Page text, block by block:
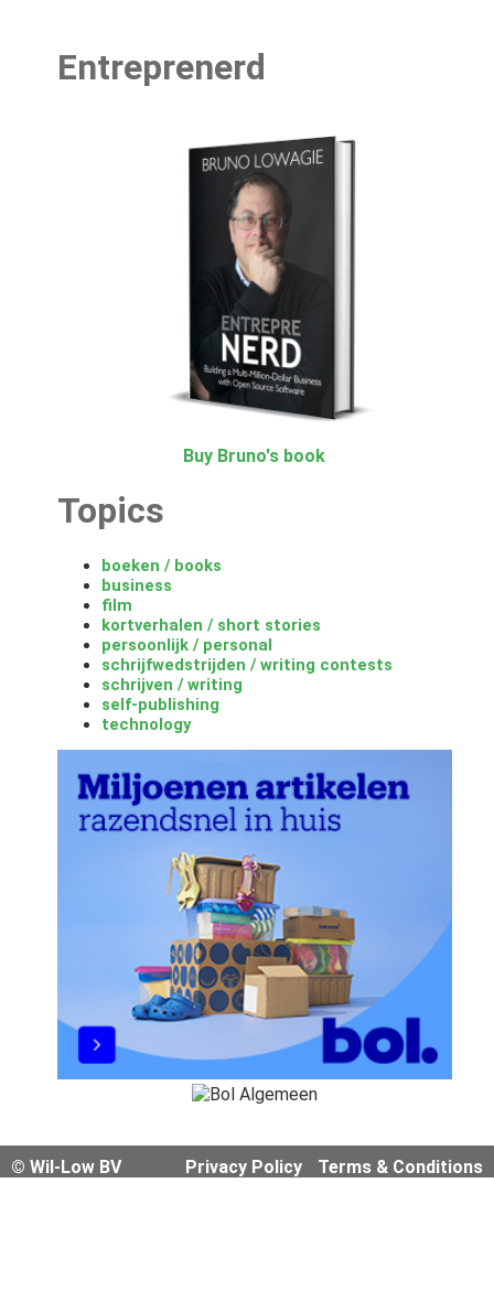
Entreprenerd
Buy Bruno's book
Topics
boeken / books
business
film
kortverhalen / short stories
persoonlijk / personal
schrijfwedstrijden / writing contests
schrijven / writing
self-publishing
technology
© Wil-Low BV Privacy Policy Terms & Conditions